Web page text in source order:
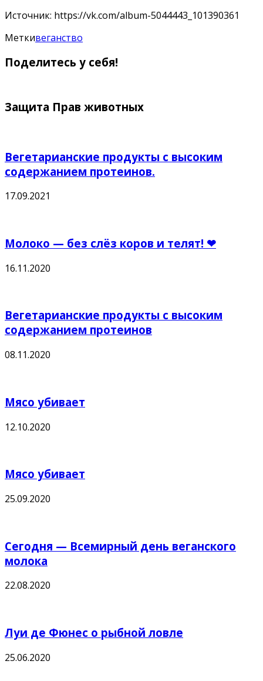
Источник: https://vk.com/album-5044443_101390361
Меткивеганство
Поделитесь у себя!
Защита Прав животных
Вегетарианские продукты с высоким
содержанием протеинов.
17.09.2021
Молоко — без слёз коров и телят! ❤
16.11.2020
Вегетарианские продукты с высоким
содержанием протеинов
08.11.2020
Мясо убивает
12.10.2020
Мясо убивает
25.09.2020
Сегодня — Всемирный день веганского
молока
22.08.2020
Луи де Фюнес о рыбной ловле
25.06.2020